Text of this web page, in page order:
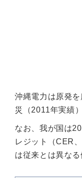
沖縄電力は原発
災（2011年実績
なお、我が国は
レジット（CER
は従来とは異な